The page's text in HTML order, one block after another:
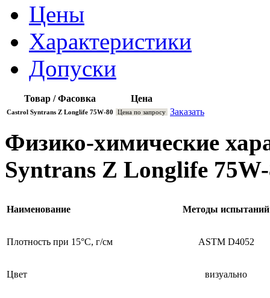
Цены
Характеристики
Допуски
Товар / Фасовка Цена
Castrol Syntrans Z Longlife 75W-80 Цена по запросу Заказать
Физико-химические
Syntrans Z Longlife
Наименование Методы испытаний
Плотность при 15°C, г/см ASTM D4052
Цвет визуально